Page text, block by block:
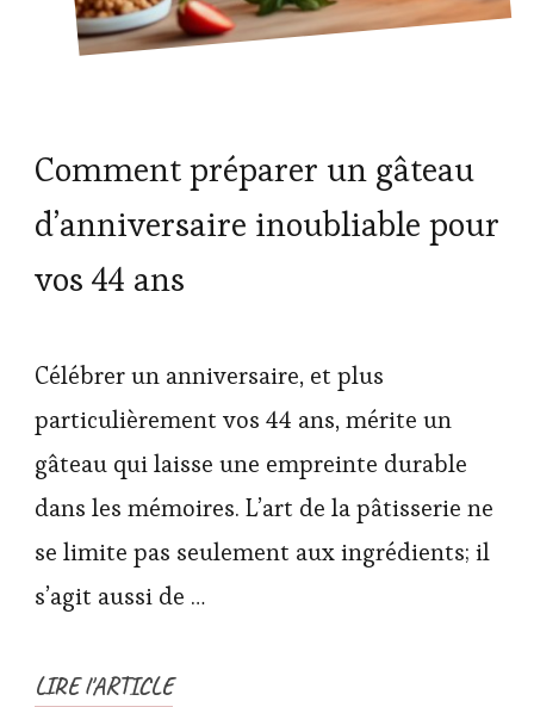
Comment préparer un gâteau
d’anniversaire inoubliable pour
vos 44 ans
Célébrer un anniversaire, et plus
particulièrement vos 44 ans, mérite un
gâteau qui laisse une empreinte durable
dans les mémoires. L’art de la pâtisserie ne
se limite pas seulement aux ingrédients; il
s’agit aussi de …
LIRE l'ARTICLE